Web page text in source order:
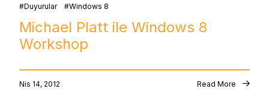
Duyurular Windows 8
Michael Platt ile Windows 8
Workshop
Nis 14, 2012 Read More